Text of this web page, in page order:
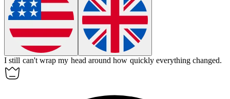
I still can't wrap my head around how quickly everything changed.